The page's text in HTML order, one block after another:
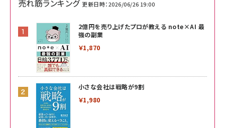
売れ筋ランキング 更新日時：2026/06/26 19:00
2億円を売り上げたプロが教える note×AI 最
強の副業
￥1,870
小さな会社は戦略が9割
￥1,980